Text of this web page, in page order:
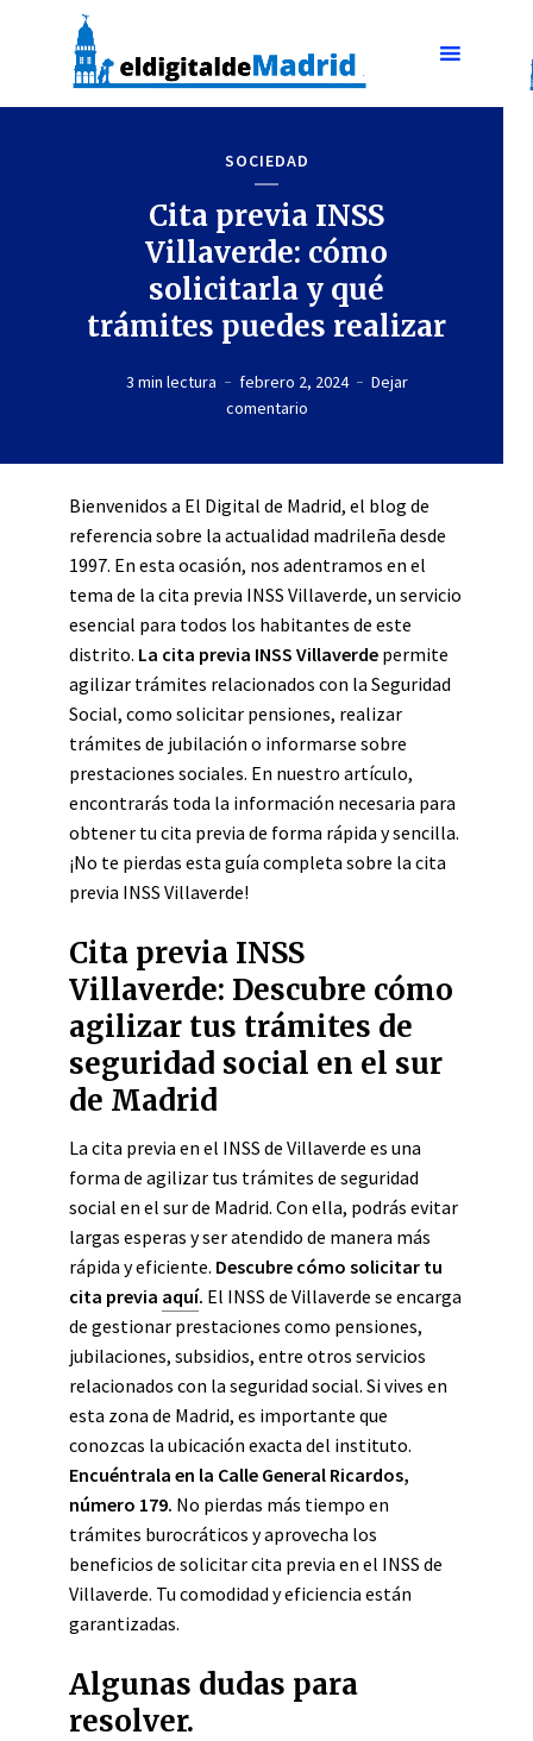
SOCIEDAD
Cita previa INSS
Villaverde: cómo
solicitarla y qué
trámites puedes realizar
3 min lectura febrero 2, 2024
Dejar
comentario
Bienvenidos a El Digital de Madrid, el blog de
referencia sobre la actualidad madrileña desde
1997. En esta ocasión, nos adentramos en el
tema de la cita previa INSS Villaverde, un servicio
esencial para todos los habitantes de este
distrito. La cita previa INSS Villaverde permite
agilizar trámites relacionados con la Seguridad
Social, como solicitar pensiones, realizar
trámites de jubilación o informarse sobre
prestaciones sociales. En nuestro artículo,
encontrarás toda la información necesaria para
obtener tu cita previa de forma rápida y sencilla.
¡No te pierdas esta guía completa sobre la cita
previa INSS Villaverde!
Cita previa INSS
Villaverde: Descubre cómo
agilizar tus trámites de
seguridad social en el sur
de Madrid
La cita previa en el INSS de Villaverde es una
forma de agilizar tus trámites de seguridad
social en el sur de Madrid. Con ella, podrás evitar
largas esperas y ser atendido de manera más
rápida y eficiente. Descubre cómo solicitar tu
cita previa aquí. El INSS de Villaverde se encarga
de gestionar prestaciones como pensiones,
jubilaciones, subsidios, entre otros servicios
relacionados con la seguridad social. Si vives en
esta zona de Madrid, es importante que
conozcas la ubicación exacta del instituto.
Encuéntrala en la Calle General Ricardos,
número 179. No pierdas más tiempo en
trámites burocráticos y aprovecha los
beneficios de solicitar cita previa en el INSS de
Villaverde. Tu comodidad y eficiencia están
garantizadas.
Algunas dudas para
resolver.